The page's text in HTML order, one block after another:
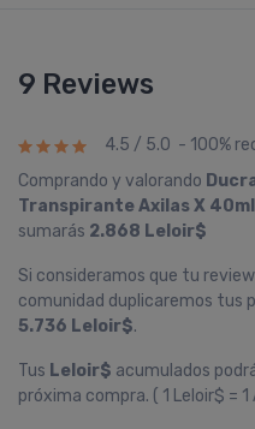
9 Reviews
4.5 / 5.0 - 100%
Comprando y valorando
Transpirante Axilas X 40ml
sumarás 2.868 Leloir$
Si consideramos que tu
comunidad duplicaremos tus
5.736 Leloir$.
Tus Leloir$ acumulados
próxima compra. ( 1 Leloir$ = 1